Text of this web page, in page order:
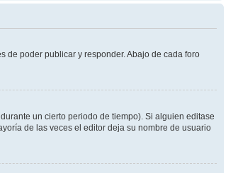
de poder publicar y responder. Abajo de cada foro
un cierto periodo de tiempo). Si alguien editase
de las veces el editor deja su nombre de usuario